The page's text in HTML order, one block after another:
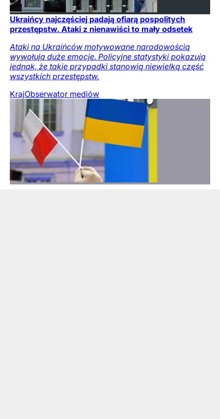
Ukraińcy najczęściej padają ofiarą pospolitych
przestępstw. Ataki z nienawiści to mały odsetek
Ataki na Ukraińców motywowane narodowością
wywołują duże emocje. Policyjne statystyki pokazują
jednak, że takie przypadki stanowią niewielką część
wszystkich przestępstw.
KrajObserwator mediów